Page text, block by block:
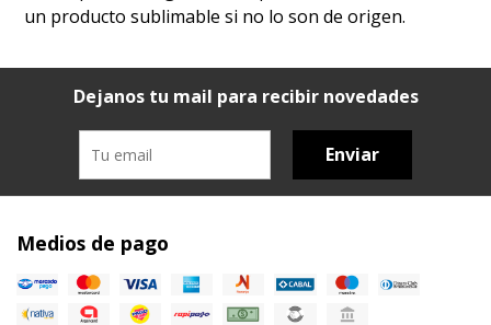
un producto sublimable si no lo son de origen.
Dejanos tu mail para recibir novedades
Enviar
Medios de pago